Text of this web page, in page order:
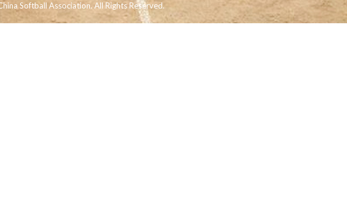
Softball Association. All Rights Reserved.